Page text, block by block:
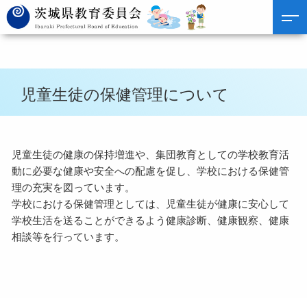
児童生徒の保健管理について
児童生徒の健康の保持増進や、集団教育としての学校教育活
動に必要な健康や安全への配慮を促し、学校における保健管
理の充実を図っています。
学校における保健管理としては、児童生徒が健康に安心して
学校生活を送ることができるよう健康診断、健康観察、健康
相談等を行っています。